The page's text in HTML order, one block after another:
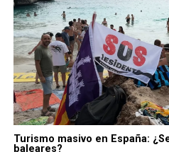
Turismo masivo en España:
baleares?